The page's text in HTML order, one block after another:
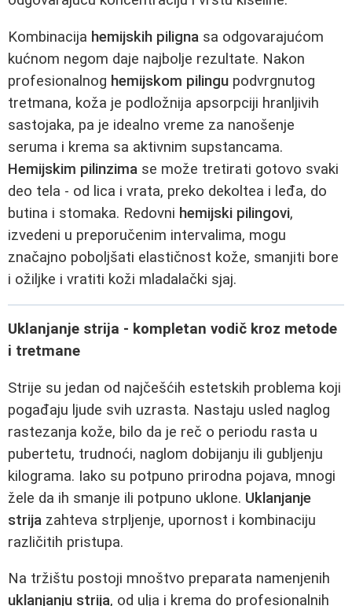
Kombinacija hemijskih piligna sa odgovarajućom
kućnom negom daje najbolje rezultate. Nakon
profesionalnog hemijskom pilingu podvrgnutog
tretmana, koža je podložnija apsorpciji hranljivih
sastojaka, pa je idealno vreme za nanošenje
seruma i krema sa aktivnim supstancama.
Hemijskim pilinzima se može tretirati gotovo svaki
deo tela - od lica i vrata, preko dekoltea i leđa, do
butina i stomaka. Redovni hemijski pilingovi,
izvedeni u preporučenim intervalima, mogu
značajno poboljšati elastičnost kože, smanjiti bore
i ožiljke i vratiti koži mladalački sjaj.
Uklanjanje strija - kompletan vodič kroz metode
i tretmane
Strije su jedan od najčešćih estetskih problema koji
pogađaju ljude svih uzrasta. Nastaju usled naglog
rastezanja kože, bilo da je reč o periodu rasta u
pubertetu, trudnoći, naglom dobijanju ili gubljenju
kilograma. Iako su potpuno prirodna pojava, mnogi
žele da ih smanje ili potpuno uklone. Uklanjanje
strija zahteva strpljenje, upornost i kombinaciju
različitih pristupa.
Na tržištu postoji mnoštvo preparata namenjenih
uklanjanju strija, od ulja i krema do profesionalnih